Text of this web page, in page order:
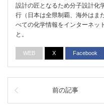
設計の匠となるため分子設計化
行（日本は全県制覇、海外はま
べての化学情報をインターネッ
と。
WEB X Facebook
前の記事